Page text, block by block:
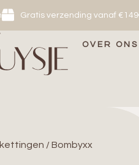
Gratis verzending vanaf €149
OVER ONS
/ Bombyxx